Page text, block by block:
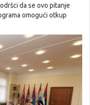
da se ovo pitanje
omogući otkup